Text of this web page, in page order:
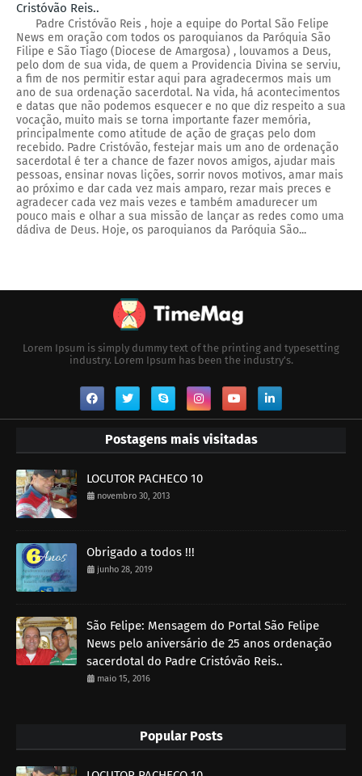
Cristóvão Reis..
Padre Cristóvão Reis , hoje a equipe do Portal São Felipe
News em oração com todos os paroquianos da Paróquia São
Filipe e São Tiago (Diocese de Amargosa) , louvamos a Deus,
pelo dom de sua vida, de quem a Providencia Divina se serviu,
a fim de nos permitir estar aqui para agradecermos mais um
ano de sua ordenação sacerdotal. Na vida, há acontecimentos
e datas que não podemos esquecer e no que diz respeito a sua
vocação, muito mais se torna importante fazer memória,
principalmente como atitude de ação de graças pelo dom
recebido. Padre Cristóvão, festejar mais um ano de ordenação
sacerdotal é ter a chance de fazer novos amigos, ajudar mais
pessoas, ensinar novas lições, sorrir novos motivos, amar mais
ao próximo e dar cada vez mais amparo, rezar mais preces e
agradecer cada vez mais vezes e também amadurecer um
pouco mais e olhar a sua missão de lançar as redes como uma
dádiva de Deus. Hoje, os paroquianos da Paróquia São...
Lorem Ipsum is simply dummy text of the printing and typesetting
industry. Lorem Ipsum has been the industry's.
Postagens mais visitadas
LOCUTOR PACHECO 10
novembro 30, 2013
Obrigado a todos !!!
junho 28, 2019
São Felipe: Mensagem do Portal São Felipe
News pelo aniversário de 25 anos ordenação
sacerdotal do Padre Cristóvão Reis..
maio 15, 2016
Popular Posts